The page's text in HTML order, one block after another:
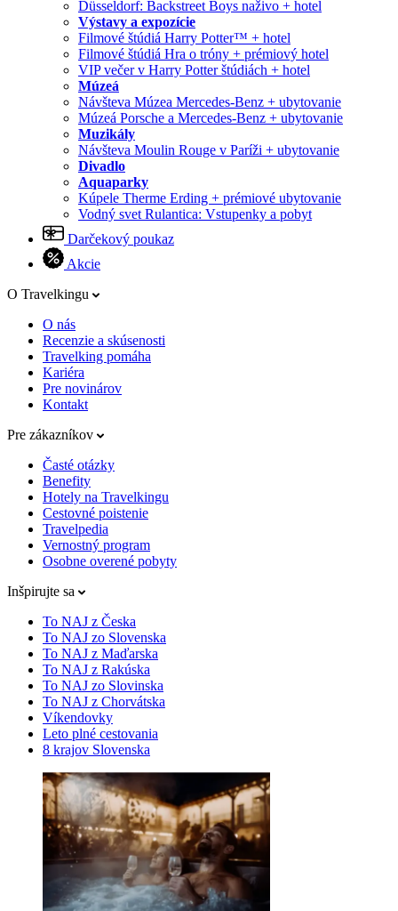
Düsseldorf: Backstreet Boys naživo + hotel
Výstavy a expozície
Filmové štúdiá Harry Potter™ + hotel
Filmové štúdiá Hra o tróny + prémiový hotel
VIP večer v Harry Potter štúdiách + hotel
Múzeá
Návšteva Múzea Mercedes-Benz + ubytovanie
Múzeá Porsche a Mercedes-Benz + ubytovanie
Muzikály
Návšteva Moulin Rouge v Paríži + ubytovanie
Divadlo
Aquaparky
Kúpele Therme Erding + prémiové ubytovanie
Vodný svet Rulantica: Vstupenky a pobyt
Darčekový poukaz
Akcie
O Travelkingu
O nás
Recenzie a skúsenosti
Travelking pomáha
Kariéra
Pre novinárov
Kontakt
Pre zákazníkov
Časté otázky
Benefity
Hotely na Travelkingu
Cestovné poistenie
Travelpedia
Vernostný program
Osobne overené pobyty
Inšpirujte sa
To NAJ z Česka
To NAJ zo Slovenska
To NAJ z Maďarska
To NAJ z Rakúska
To NAJ zo Slovinska
To NAJ z Chorvátska
Víkendovky
Leto plné cestovania
8 krajov Slovenska